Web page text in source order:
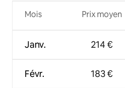
Mois
Janv.
Févr.
Prix moyen
214 €
183 €